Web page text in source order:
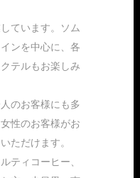
ています。ソム
ンを中心に、各
テルもお楽しみ
のお客様にも多
性のお客様がお
ただけます。
ティコーヒー、